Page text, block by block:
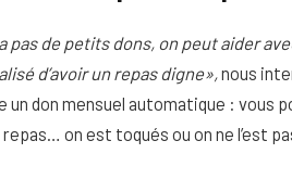
a pas de petits dons, on peut aider
d’avoir un repas digne»,nous
un don mensuel automatique : vous
repas… on est toqués ou on ne l’est